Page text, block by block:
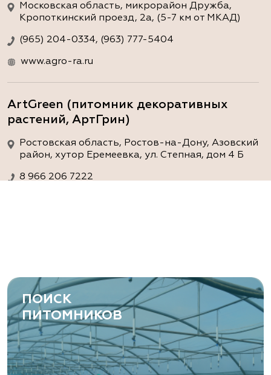
Московская область, микрорайон Дружба,
Кропоткинский проезд, 2а, (5-7 км от МКАД)
(965) 204-0334, (963) 777-5404
www.agro-ra.ru
ArtGreen (питомник декоративных
растений, АртГрин)
Ростовская область, Ростов-на-Дону, Азовский
район, хутор Еремеевка, ул. Степная, дом 4 Б
8 966 206 7222
Ростовская область, Ростов-на-Дону,
Левобережная ул, дом № 37
8 966 206 7222
www.art-green.ru
ПОИСК
ПИТОМНИКОВ